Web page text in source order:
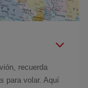
recuerda
para volar. Aquí